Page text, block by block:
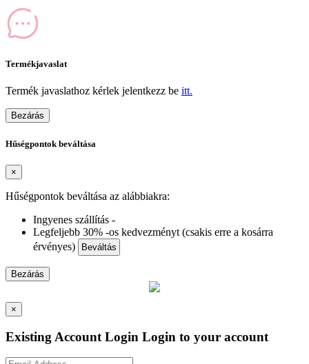
Termékjavaslat
Termék javaslathoz kérlek jelentkezz be itt.
Bezárás
Hűségpontok beváltása
×
Hűségpontok beváltása az alábbiakra:
Ingyenes szállítás -
Legfeljebb 30% -os kedvezményt (csakis erre a kosárra
érvényes)
Beváltás
Bezárás
×
Existing Account Login Login to your account